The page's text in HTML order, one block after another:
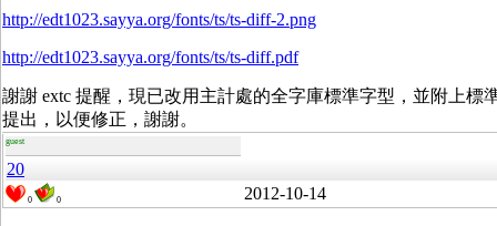
http://edt1023.sayya.org/fonts/ts/ts-diff-2.png
http://edt1023.sayya.org/fonts/ts/ts-diff.pdf
謝謝 extc 提醒，現已改用主計處的全字庫標準字型，並附上
提出，以便修正，謝謝。
guest
20
0 0 2012-10-14